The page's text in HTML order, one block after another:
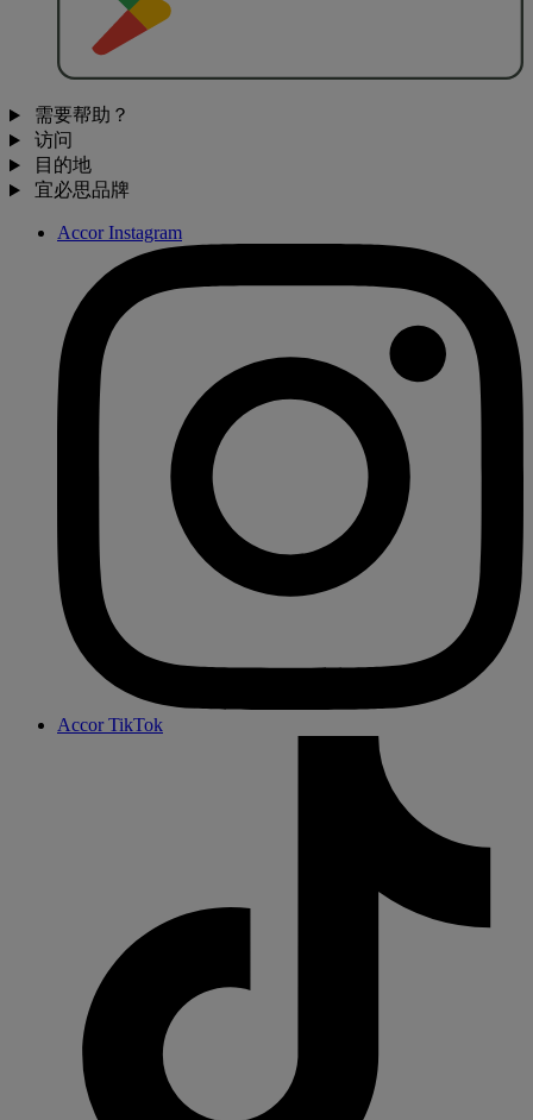
需要帮助？
访问
目的地
宜必思品牌
Accor Instagram
Accor TikTok